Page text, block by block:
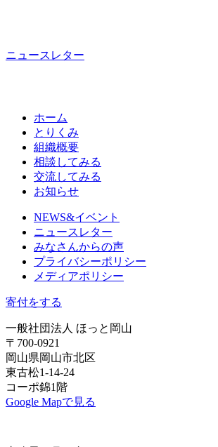
ニュースレター
ホーム
とりくみ
組織概要
相談してみる
交流してみる
お知らせ
NEWS&イベント
ニュースレター
みなさんからの声
プライバシーポリシー
メディアポリシー
寄付をする
一般社団法人 ほっと岡山
〒700-0921
岡山県岡山市北区
東古松1-14-24
コーポ錦1階
Google Mapで見る